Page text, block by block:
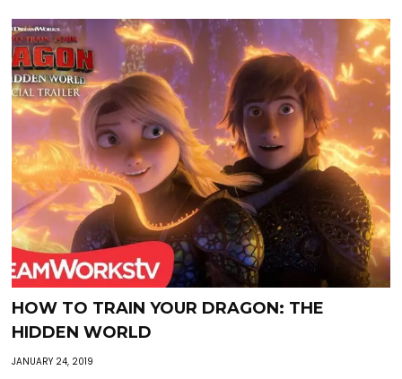
HOW TO TRAIN YOUR DRAGON: THE
HIDDEN WORLD
JANUARY 24, 2019